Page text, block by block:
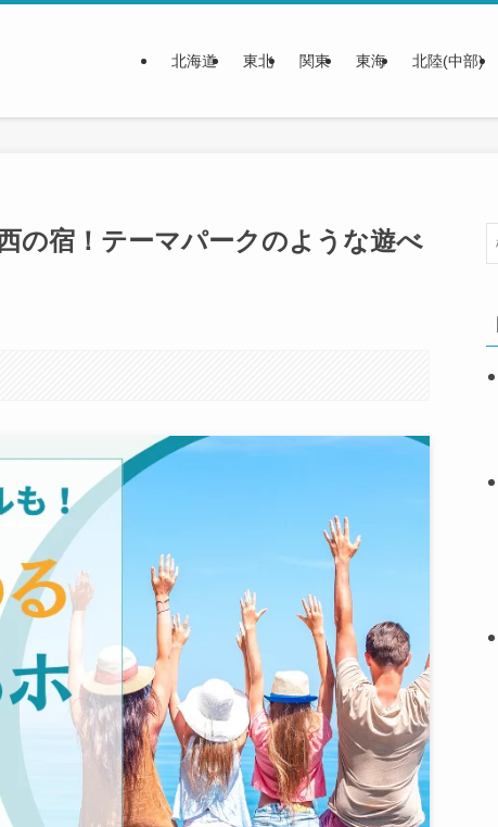
北海道 東北 関東 東海 北陸(中部)
の宿！テーマパークのような遊べ